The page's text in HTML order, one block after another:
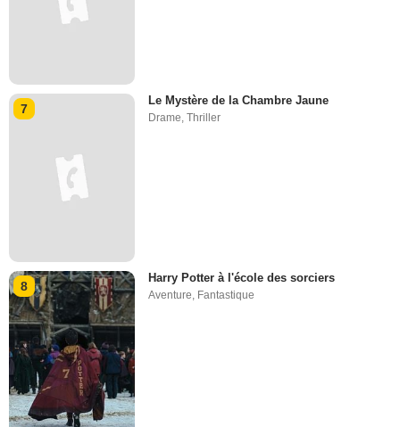
7
Le Mystère de la Chambre Jaune
Drame,Thriller
8
Harry Potter à l'école des sorciers
Aventure Fantastique